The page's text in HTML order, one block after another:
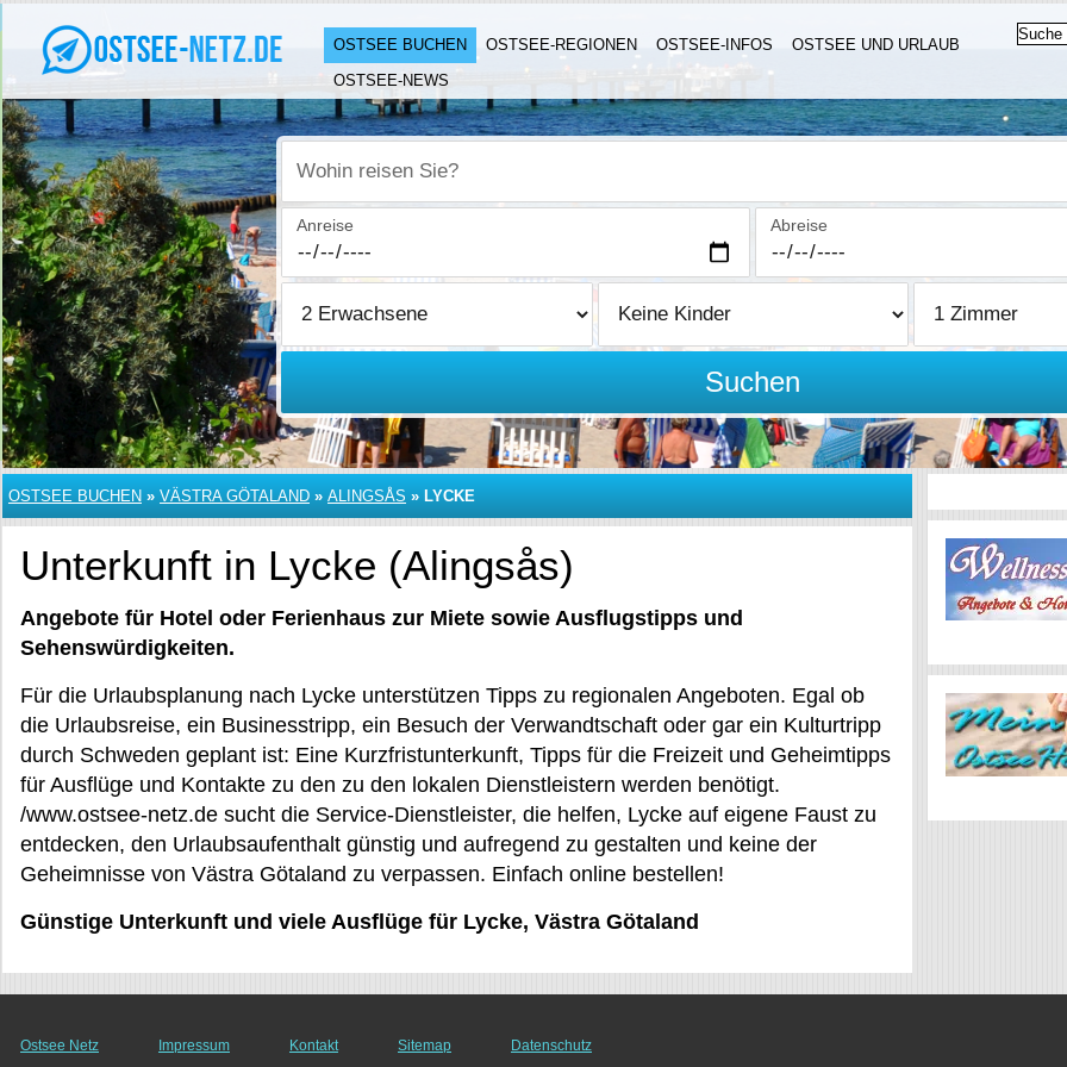
OSTSEE BUCHEN OSTSEE-REGIONEN OSTSEE-INFOS
OSTSEE UND URLAUB
OSTSEE-NEWS
Wohin reisen Sie?
Anreise Abreise
Suchen
OSTSEE BUCHEN » VÄSTRA GÖTALAND » ALINGSÅS » LYCKE
Unterkunft in Lycke (Alingsås)
Angebote für Hotel oder Ferienhaus zur Miete sowie Ausflugstipps und
Sehenswürdigkeiten.
Für die Urlaubsplanung nach Lycke unterstützen Tipps zu regionalen Angeboten. Egal ob
die Urlaubsreise, ein Businesstripp, ein Besuch der Verwandtschaft oder gar ein Kulturtripp
durch Schweden geplant ist: Eine Kurzfristunterkunft, Tipps für die Freizeit und Geheimtipps
für Ausflüge und Kontakte zu den zu den lokalen Dienstleistern werden benötigt.
/www.ostsee-netz.de sucht die Service-Dienstleister, die helfen, Lycke auf eigene Faust zu
entdecken, den Urlaubsaufenthalt günstig und aufregend zu gestalten und keine der
Geheimnisse von Västra Götaland zu verpassen. Einfach online bestellen!
Günstige Unterkunft und viele Ausflüge für Lycke, Västra Götaland
Ostsee Netz Impressum Kontakt Sitemap Datenschutz